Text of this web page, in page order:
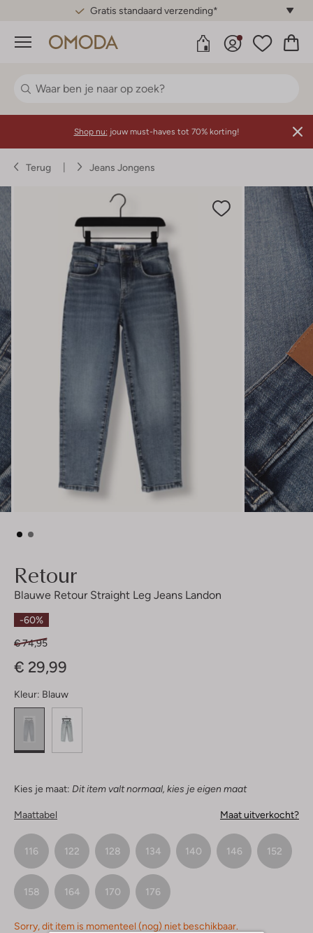
Gratis standaard verzending*
Menu
Shop nu: jouw must-haves tot 70% korting!
Terug Jeans Jongens
Retour
Blauwe Retour Straight Leg Jeans Landon
-60%
€ 74,95
€ 29,99
Kleur: Blauw
Kies je maat: Dit item valt normaal, kies je eigen maat
Maattabel Maat uitverkocht?
116 122 128 134 140 146 152
158 164 170 176
Sorry, dit item is momenteel (nog) niet beschikbaar.